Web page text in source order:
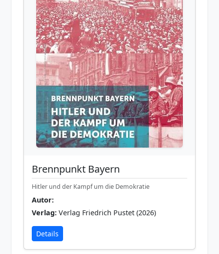
Brennpunkt Bayern
Hitler und der Kampf um die Demokratie
Autor:
Verlag: Verlag Friedrich Pustet (2026)
Details